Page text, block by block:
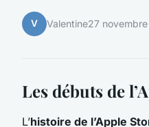
V Valentine27
Les débuts de
L’histoire de l’Apple